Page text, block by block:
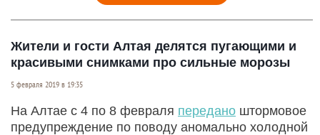
Жители и гости Алтая делятся пугающими и
красивыми снимками про сильные морозы
5 февраля 2019 в 19:35
На Алтае с 4 по 8 февраля передано штормовое
предупреждение по поводу аномально холодной